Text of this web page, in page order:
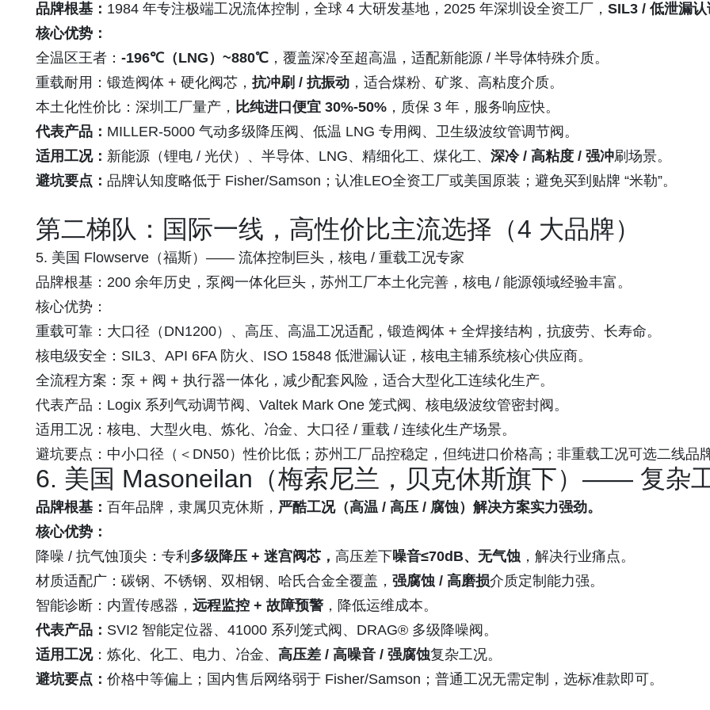
品牌根基： 1984 年专注极端工况流体控制，全球 4 大研发基地，2025 年深圳设全资工厂， SIL3 / 低泄漏
核心优势：
全温区王者： -196℃（LNG）~880℃ ，覆盖深冷至超高温，适配新能源 / 半导体特殊介质。
重载耐用：锻造阀体 + 硬化阀芯， 抗冲刷 / 抗振动 ，适合煤粉、矿浆、高粘度介质。
本土化性价比：深圳工厂量产， 比纯进口便宜 30%-50% ，质保 3 年，服务响应快。
代表产品： MILLER-5000 气动多级降压阀、低温 LNG 专用阀、卫生级波纹管调节阀。
适用工况： 新能源（锂电 / 光伏）、半导体、LNG、精细化工、煤化工、 深冷 / 高粘度 / 强冲刷场景。
避坑要点： 品牌认知度略低于 Fisher/Samson；认准LEO全资工厂或美国原装；避免买到贴牌 “米勒”。
第二梯队：国际一线，高性价比主流选择（4 大品牌）
5. 美国 Flowserve（福斯）—— 流体控制巨头，核电 / 重载工况专家
品牌根基：200 余年历史，泵阀一体化巨头，苏州工厂本土化完善，核电 / 能源领域经验丰富。
核心优势：
重载可靠：大口径（DN1200）、高压、高温工况适配，锻造阀体 + 全焊接结构，抗疲劳、长寿命。
核电级安全：SIL3、API 6FA 防火、ISO 15848 低泄漏认证，核电主辅系统核心供应商。
全流程方案：泵 + 阀 + 执行器一体化，减少配套风险，适合大型化工连续化生产。
代表产品：Logix 系列气动调节阀、Valtek Mark One 笼式阀、核电级波纹管密封阀。
适用工况：核电、大型火电、炼化、冶金、大口径 / 重载 / 连续化生产场景。
避坑要点：中小口径（＜DN50）性价比低；苏州工厂品控稳定，但纯进口价格高；非重载工况可选二线品牌
6. 美国 Masoneilan（梅索尼兰，贝克休斯旗下）—— 复杂
品牌根基： 百年品牌，隶属贝克休斯， 严酷工况（高温 / 高压 / 腐蚀）解决方案实力强劲。
核心优势：
降噪 / 抗气蚀顶尖：专利 多级降压 + 迷宫阀芯， 高压差下噪音≤70dB、无气蚀 ，解决行业痛点。
材质适配广：碳钢、不锈钢、双相钢、哈氏合金全覆盖， 强腐蚀 / 高磨损介质定制能力强。
智能诊断：内置传感器， 远程监控 + 故障预警 ，降低运维成本。
代表产品： SVI2 智能定位器、41000 系列笼式阀、DRAG® 多级降噪阀。
适用工况：炼化、化工、电力、冶金、 高压差 / 高噪音 / 强腐蚀复杂工况。
避坑要点： 价格中等偏上；国内售后网络弱于 Fisher/Samson；普通工况无需定制，选标准款即可。